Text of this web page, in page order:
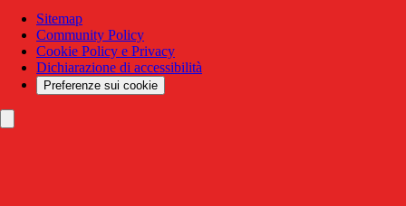
Sitemap
Community Policy
Cookie Policy e Privacy
Dichiarazione di accessibilità
Preferenze sui cookie